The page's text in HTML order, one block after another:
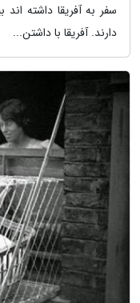
سفر به آفریقا داشته
دارند. آفریقا با داشتن...